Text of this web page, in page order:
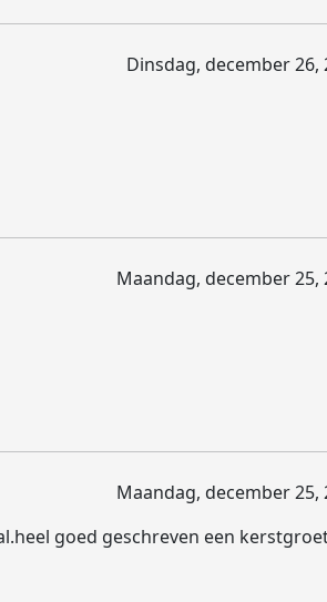
Dinsdag, december 26,
Maandag, december 25,
Maandag, december 25,
goed geschreven een